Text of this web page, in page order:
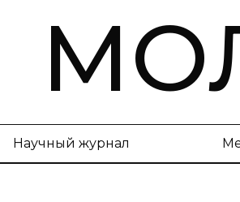
Научный журнал